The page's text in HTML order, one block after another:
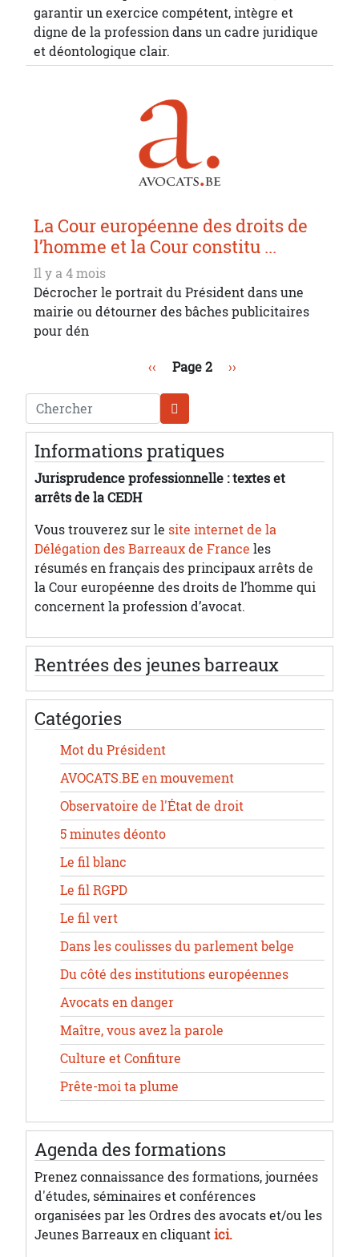
garantir un exercice compétent, intègre et
digne de la profession dans un cadre juridique
et déontologique clair.
La Cour européenne des droits de
l’homme et la Cour constitu ...
Il y a 4 mois
Décrocher le portrait du Président dans une
mairie ou détourner des bâches publicitaires
pour dén
Page précédente
‹‹ Page 2 Page suivante
››
Chercher
Informations pratiques
Jurisprudence professionnelle : textes et
arrêts de la CEDH
Vous trouverez sur le site internet de la
Délégation des Barreaux de France les
résumés en français des principaux arrêts de
la Cour européenne des droits de l’homme qui
concernent la profession d’avocat.
Rentrées des jeunes barreaux
Catégories
Mot du Président
AVOCATS.BE en mouvement
Observatoire de l'État de droit
5 minutes déonto
Le fil blanc
Le fil RGPD
Le fil vert
Dans les coulisses du parlement belge
Du côté des institutions européennes
Avocats en danger
Maître, vous avez la parole
Culture et Confiture
Prête-moi ta plume
Agenda des formations
Prenez connaissance des formations, journées
d'études, séminaires et conférences
organisées par les Ordres des avocats et/ou les
Jeunes Barreaux en cliquantici.